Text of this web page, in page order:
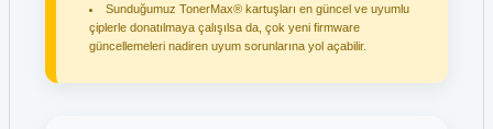
Sunduğumuz TonerMax® kartuşları en güncel ve uyumlu
çiplerle donatılmaya çalışılsa da, çok yeni firmware
güncellemeleri nadiren uyum sorunlarına yol açabilir.